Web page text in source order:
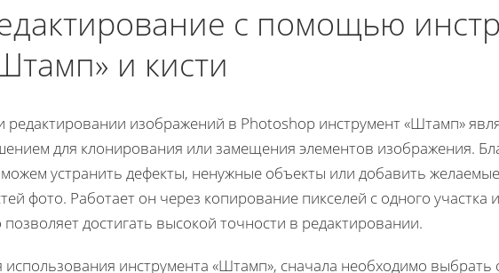
с помощью
и кисти
редактировании изображений в Photoshop инструмент «Штамп»
для клонирования или замещения элементов изображения.
устранить дефекты, ненужные объекты или добавить
фото. Работает он через копирование пикселей с одного участка
позволяет достигать высокой точности в редактировании.
использования инструмента «Штамп», сначала необходимо выбрать